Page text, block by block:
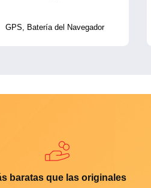
GPS, Batería del Navegador
baratas que las originales